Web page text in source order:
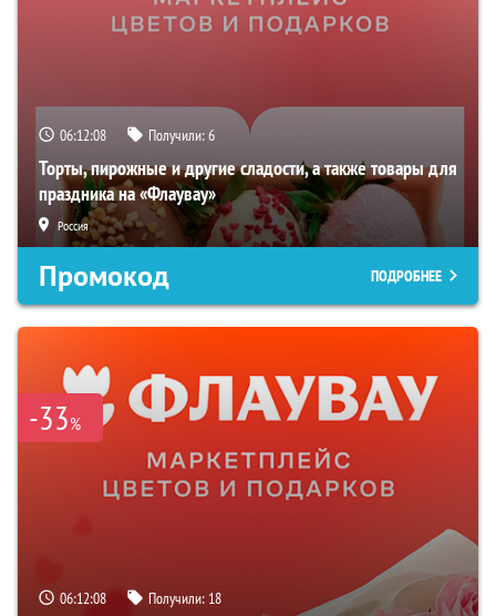
06:12:07 Получили:6
Торты, пирожные и другие сладости, а также товары для
праздника на «Флаувау»
Россия
Промокод ПОДРОБНЕЕ
-33%
06:12:07 Получили: 18